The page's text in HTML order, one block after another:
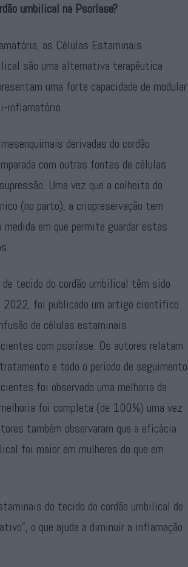
umbilical na Psoríase?
as Células Estaminais
são uma alternativa terapêutica
uma forte capacidade de modular
inflamatório.
derivadas do cordão
com outras fontes de células
Uma vez que a colheita do
(no parto), a criopreservação tem
em que permite guardar estas
tecido do cordão umbilical têm sido
2022, foi publicado um artigo científico
de células estaminais
com psoríase. Os autores relatam
e todo o período de seguimento
foi observado uma melhoria da
foi completa (de 100%) uma vez
também observaram que a eficácia
foi maior em mulheres do que em
do tecido do cordão umbilical de
o que ajuda a diminuir a inflamação